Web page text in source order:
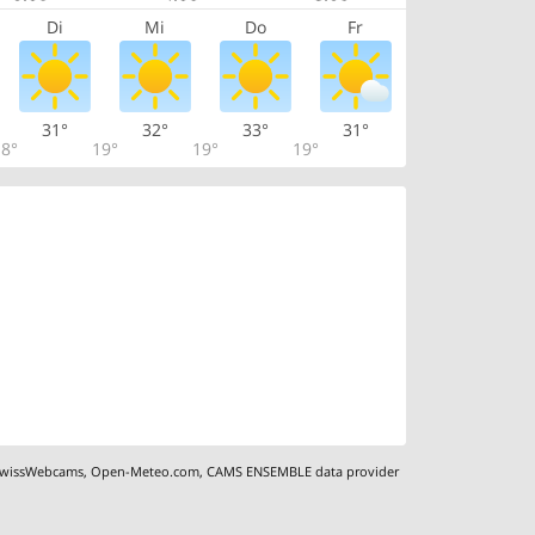
Di Mi Do Fr
31°
19°
32°
19°
33°
19°
31°
,Open-Meteo.com,CAMS ENSEMBLE data provider